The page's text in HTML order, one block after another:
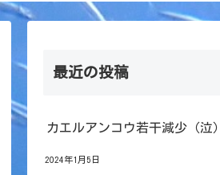
最近の投稿
カエルアンコウ若干減少（泣）
2024年1月5日